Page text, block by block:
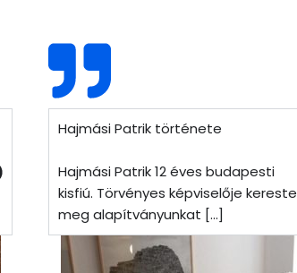
Hajmási Patrik története
Hajmási Patrik 12 éves budapesti
kisfiú. Törvényes képviselője kereste
meg alapítványunkat [...]